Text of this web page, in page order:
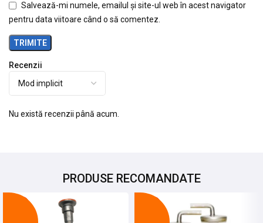
Recenzii
Nu există recenzii până acum.
Salvează-mi numele, emailul și site-ul web în acest navigator
pentru data viitoare când o să comentez.
PRODUSE RECOMANDATE